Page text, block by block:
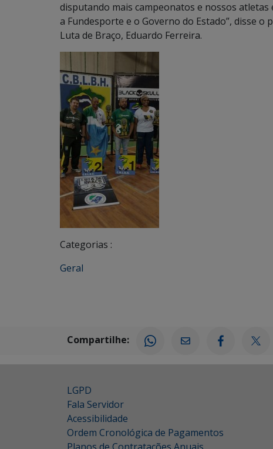
disputando mais campeonatos e nossos
a Fundesporte e o Governo do Estado”, disse o
Luta de Braço, Eduardo Ferreira.
Categorias :
Geral
Compartilhe:
LGPD
Fala Servidor
Acessibilidade
Ordem Cronológica de Pagamentos